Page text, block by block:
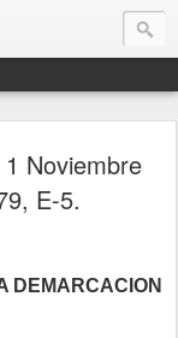
Noviembre
E-5.
DEMARCACION